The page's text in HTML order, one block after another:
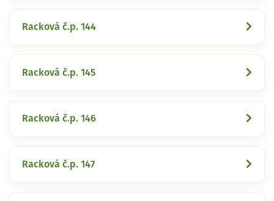
Racková č.p. 144
Racková č.p. 145
Racková č.p. 146
Racková č.p. 147